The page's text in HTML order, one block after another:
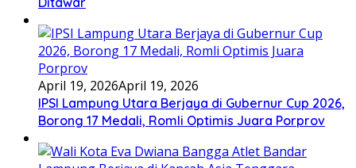
April 19, 2026April 19, 2026
IPSI Lampung Utara Berjaya di Gubernur Cup 2026,
Borong 17 Medali, Romli Optimis Juara Porprov